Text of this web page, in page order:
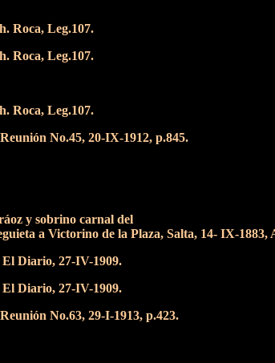
Roca, Leg.107.
Roca, Leg.107.
Roca, Leg.107.
No.45, 20-IX-1912, p.845.
y sobrino carnal del
a Victorino de la Plaza, Salta, 14- IX-1883,
Diario, 27-IV-1909.
Diario, 27-IV-1909.
No.63, 29-I-1913, p.423.